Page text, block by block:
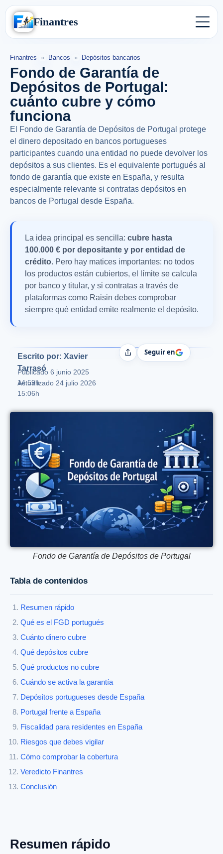
Finantres
Finantres » Bancos » Depósitos bancarios
Fondo de Garantía de
Depósitos de Portugal:
cuánto cubre y cómo
funciona
El Fondo de Garantía de Depósitos de Portugal protege
el dinero depositado en bancos portugueses
participantes cuando una entidad no puede devolver los
depósitos a sus clientes. Es el equivalente portugués al
fondo de garantía que existe en España, y resulta
especialmente relevante si contratas depósitos en
bancos de Portugal desde España.
La idea principal es sencilla: cubre hasta
100.000 € por depositante y por entidad de
crédito. Pero hay matices importantes: no todos
los productos están cubiertos, el límite se calcula
por banco y titular, y si contratas a través de
plataformas como Raisin debes comprobar
siempre qué entidad emite realmente el depósito.
Escrito por: Xavier
Tarrasó
Publicado 6 junio 2025
14:59h
Actualizado 24 julio 2026
15:06h
CompartirSeguir en
Fondo de Garantía de Depósitos de Portugal
Tabla de contenidos
Resumen rápido
Qué es el FGD portugués
Cuánto dinero cubre
Qué depósitos cubre
Qué productos no cubre
Cuándo se activa la garantía
Depósitos portugueses desde España
Portugal frente a España
Fiscalidad para residentes en España
Riesgos que debes vigilar
Cómo comprobar la cobertura
Veredicto Finantres
Conclusión
Resumen rápido